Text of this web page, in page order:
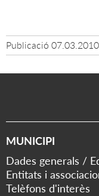
Publicació 07.03.2010
MUNICIPI
Dades generals
Entitats i
Telèfons d'interès